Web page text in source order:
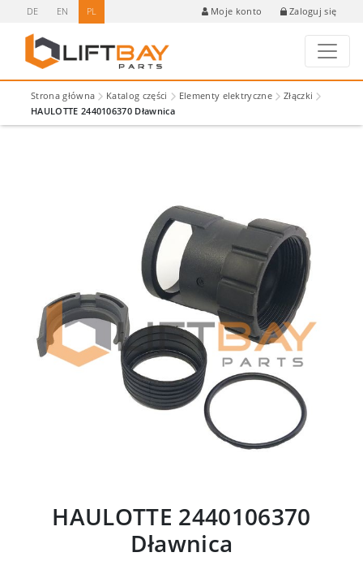
DE EN PL Moje konto Zaloguj się
Strona główna Katalog części Elementy elektryczne
Złączki
HAULOTTE 2440106370 Dławnica
HAULOTTE 2440106370
Dławnica